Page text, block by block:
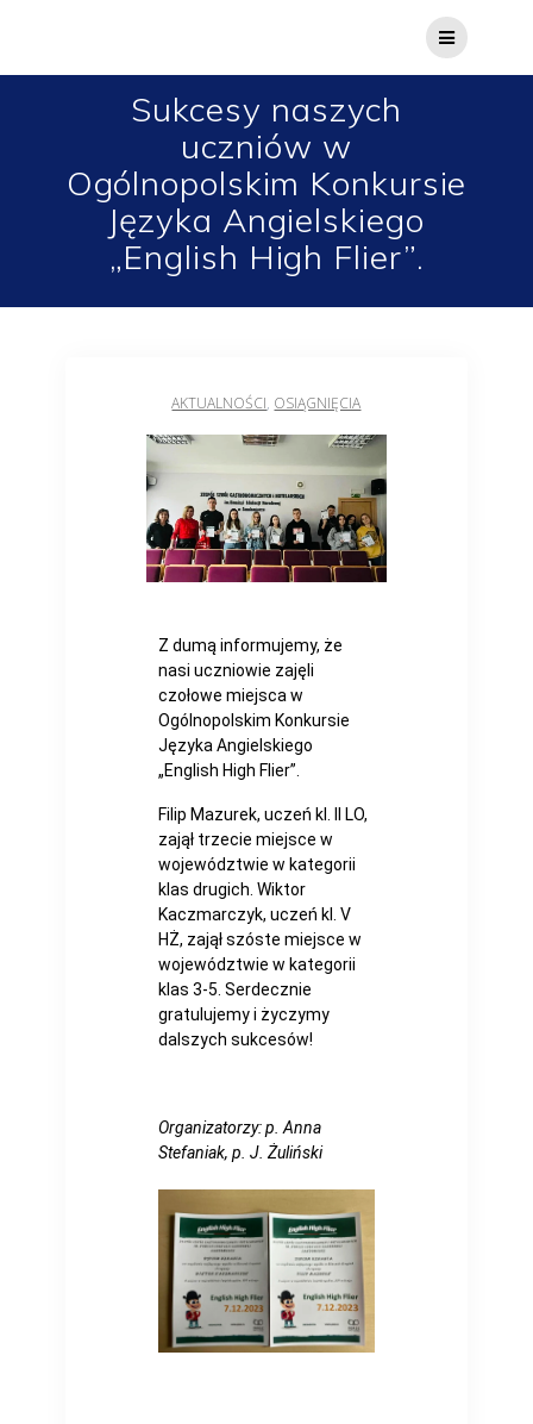
Sukcesy naszych
uczniów w
Ogólnopolskim Konkursie
Języka Angielskiego
„English High Flier”.
AKTUALNOŚCI, OSIĄGNIĘCIA
Z dumą informujemy, że
nasi uczniowie zajęli
czołowe miejsca w
Ogólnopolskim Konkursie
Języka Angielskiego
„English High Flier”.
Filip Mazurek, uczeń kl. II LO,
zajął trzecie miejsce w
województwie w kategorii
klas drugich. Wiktor
Kaczmarczyk, uczeń kl. V
HŻ, zajął szóste miejsce w
województwie w kategorii
klas 3-5. Serdecznie
gratulujemy i życzymy
dalszych sukcesów!
Organizatorzy: p. Anna
Stefaniak, p. J. Żuliński